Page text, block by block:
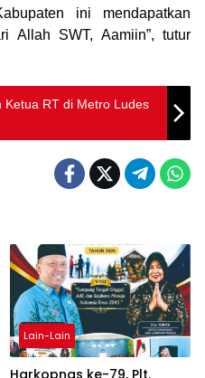
ini mendapatkan
Allah SWT, Aamiin”, tutur
Ketua RT di Metro Ludes
Lain-Lain